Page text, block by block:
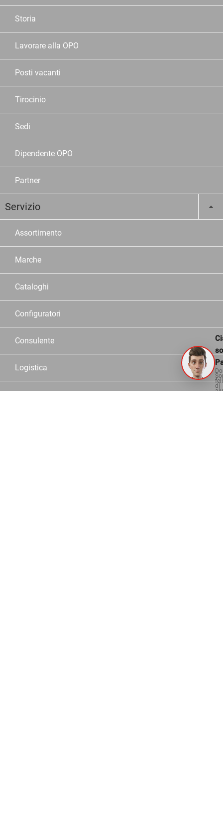
Storia
Lavorare alla OPO
Posti vacanti
Tirocinio
Sedi
Dipendente OPO
Partner
Servizio
Assortimento
Marche
Cataloghi
Configuratori
Consulente
Logistica
di